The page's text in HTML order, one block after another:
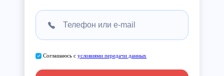
Соглашаюсь с условиями передачи данных